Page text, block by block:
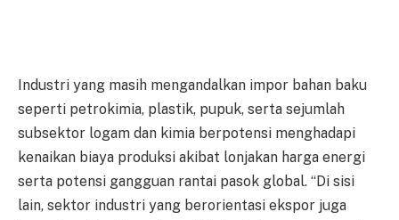
Industri yang masih mengandalkan impor bahan baku
seperti petrokimia, plastik, pupuk, serta sejumlah
subsektor logam dan kimia berpotensi menghadapi
kenaikan biaya produksi akibat lonjakan harga energi
serta potensi gangguan rantai pasok global. “Di sisi
lain, sektor industri yang berorientasi ekspor juga